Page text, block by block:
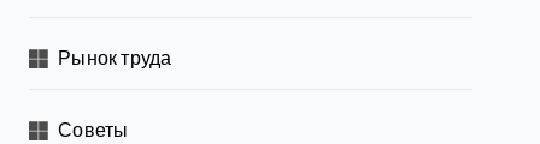
Рынок труда
Советы